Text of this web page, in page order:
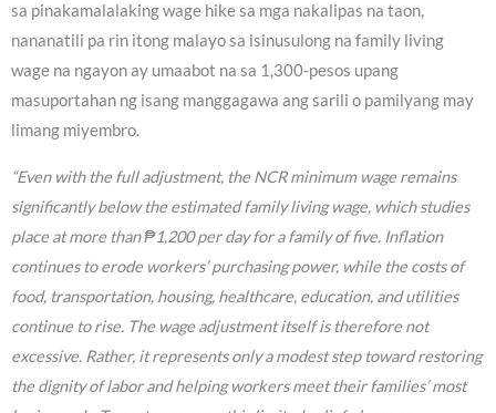
sa pinakamalalaking wage hike sa mga nakalipas na taon,
nananatili pa rin itong malayo sa isinusulong na family living
wage na ngayon ay umaabot na sa 1,300-pesos upang
masuportahan ng isang manggagawa ang sarili o pamilyang may
limang miyembro.
“Even with the full adjustment, the NCR minimum wage remains
significantly below the estimated family living wage, which studies
place at more than ₱1,200 per day for a family of five. Inflation
continues to erode workers’ purchasing power, while the costs of
food, transportation, housing, healthcare, education, and utilities
continue to rise. The wage adjustment itself is therefore not
excessive. Rather, it represents only a modest step toward restoring
the dignity of labor and helping workers meet their families’ most